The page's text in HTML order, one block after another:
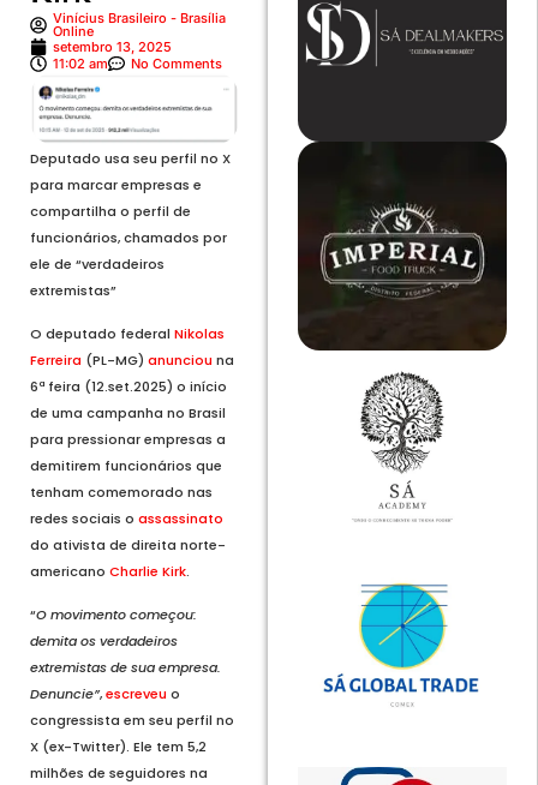
Vinícius Brasileiro - Brasília
Online
setembro 13, 2025
11:02 am
No Comments
Deputado usa seu perfil no X
para marcar empresas e
compartilha o perfil de
funcionários, chamados por
ele de “verdadeiros
extremistas”
O deputado federal Nikolas
Ferreira (PL-MG) anunciou na
6ª feira (12.set.2025) o início
de uma campanha no Brasil
para pressionar empresas a
demitirem funcionários que
tenham comemorado nas
redes sociais o assassinato
do ativista de direita norte-
americano Charlie Kirk.
“O movimento começou:
demita os verdadeiros
extremistas de sua empresa.
Denuncie”,escreveu o
congressista em seu perfil no
X (ex-Twitter). Ele tem 5,2
milhões de seguidores na